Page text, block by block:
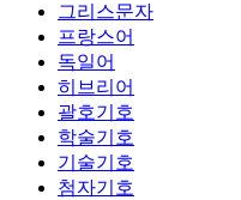
그리스문자
프랑스어
독일어
히브리어
괄호기호
학술기호
기술기호
첨자기호